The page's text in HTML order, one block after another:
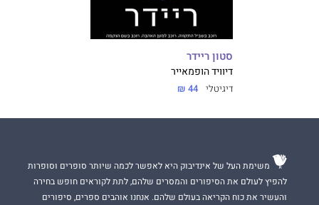
סטון ריידר
דיוויד הופמאייר
דיגיטלי 44 ₪
משימת העל של אינדיבוק היא לאפשר לכמה שיותר סופרים וסופרות
להפיץ לעולם את הסיפורים והמסרים שלהם, לתת לקוראים חופש בחירה
והעשיר את כוח הקריאה בעולם שלהם. אנחנו אוהבים ספרים, סיפורים